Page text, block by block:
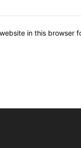
in this browser